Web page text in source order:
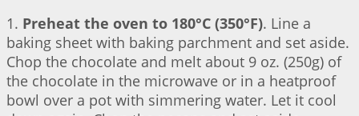
1. Preheat the oven to 180°C (350°F). Line a
baking sheet with baking parchment and set aside.
Chop the chocolate and melt about 9 oz. (250g) of
the chocolate in the microwave or in a heatproof
bowl over a pot with simmering water. Let it cool